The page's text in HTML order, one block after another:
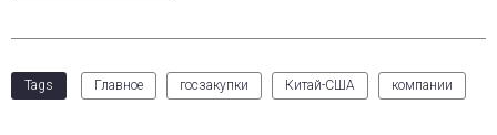
Tags Главное госзакупки Китай-США компании